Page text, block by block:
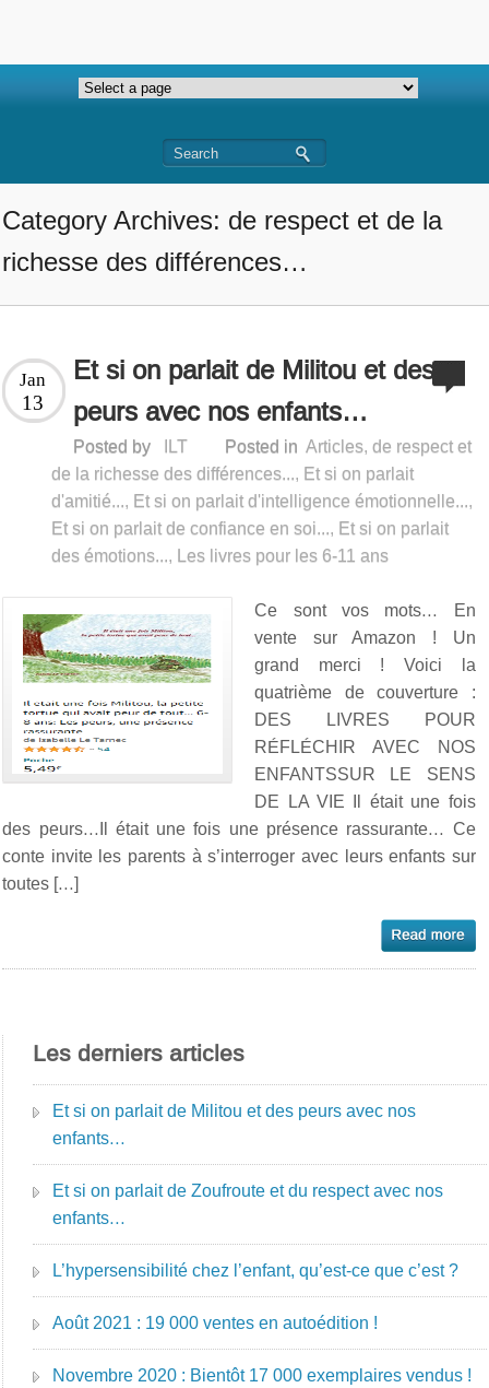
Category Archives: de respect et de la
richesse des différences…
Et si on parlait de Militou et des
peurs avec nos enfants…
Jan
13
Posted by ILT Posted in Articles,de respect et
de la richesse des différences..., Et si on parlait
d'amitié..., Et si on parlait d'intelligence émotionnelle...,
Et si on parlait de confiance en soi..., Et si on parlait
des émotions..., Les livres pour les 6-11 ans
Ce sont vos mots… En
vente sur Amazon ! Un
grand merci ! Voici la
quatrième de couverture :
DES LIVRES POUR
RÉFLÉCHIR AVEC NOS
ENFANTSSUR LE SENS
DE LA VIE Il était une fois
des peurs…Il était une fois une présence rassurante… Ce
conte invite les parents à s’interroger avec leurs enfants sur
toutes […]
Les derniers articles
Et si on parlait de Militou et des peurs avec nos
enfants…
Et si on parlait de Zoufroute et du respect avec nos
enfants…
L’hypersensibilité chez l’enfant, qu’est-ce que c’est ?
Août 2021 : 19 000 ventes en autoédition !
Novembre 2020 : Bientôt 17 000 exemplaires vendus !